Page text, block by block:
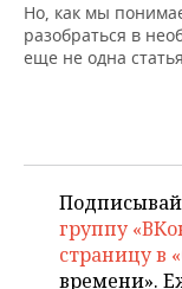
Но, как мы
разобраться в
еще не одна
группу
страницу в
времени».